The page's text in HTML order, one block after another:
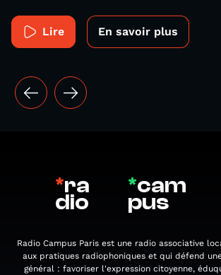
Lire En savoir plus
*ra
dio
*cam
pus
Radio Campus Paris est une radio associative
aux pratiques radiophoniques et qui défend
général : favoriser l'expression citoyenne,